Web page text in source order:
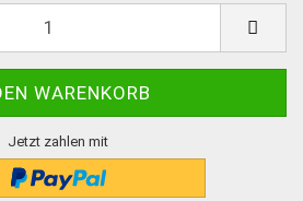
Jetzt zahlen mit